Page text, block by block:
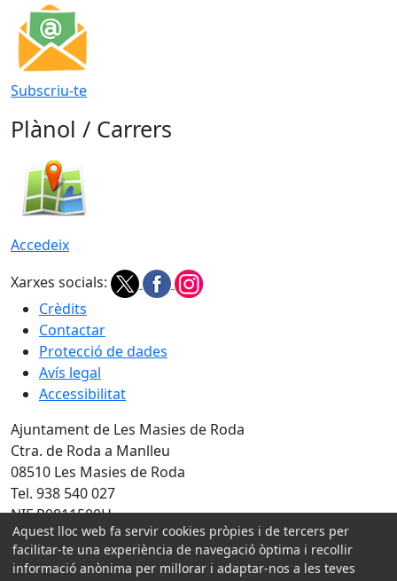
Subscriu-te
Plànol / Carrers
Accedeix
Xarxes socials:
Crèdits
Contactar
Protecció de dades
Avís legal
Accessibilitat
Ajuntament de Les Masies de Roda
Ctra. de Roda a Manlleu
08510 Les Masies de Roda
Tel. 938 540 027
NIF P0811500H
Amb la col·laboració de:
Aquest lloc web fa servir cookies pròpies i de tercers per
facilitar-te una experiència de navegació òptima i recollir
informació anònima per millorar i adaptar-nos a les teves